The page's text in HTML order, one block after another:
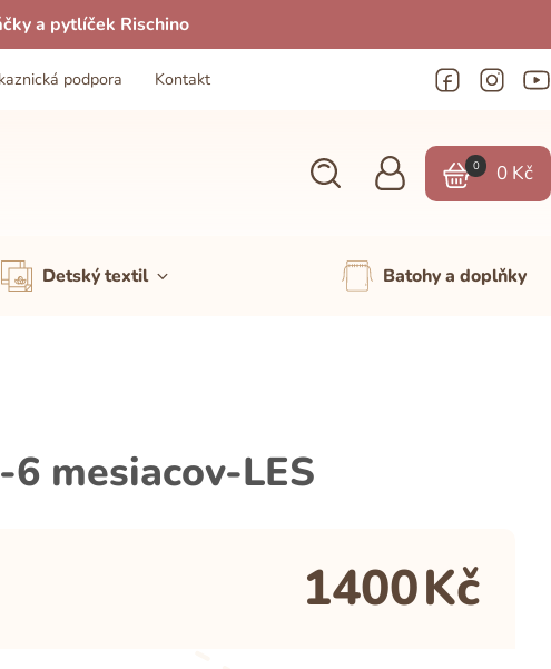
a pytlíček Rischino
podpora Kontakt
0 0 Kč
Detský textil Batohy a doplňky
mesiacov-LES
1400Kč